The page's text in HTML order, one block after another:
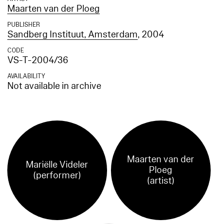
Maarten van der Ploeg
PUBLISHER
Sandberg Instituut, Amsterdam, 2004
CODE
VS-T-2004/36
AVAILABILITY
Not available in archive
Mariëlle Videler
(performer)
Maarten van der
Ploeg
(artist)